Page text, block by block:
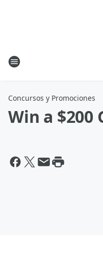
Concursos y Promociones
Win a $200